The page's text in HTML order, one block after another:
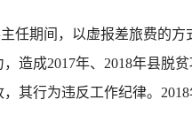
任期间，以虚报差旅费的方
造成2017年、2018年县脱
其行为违反工作纪律。2018